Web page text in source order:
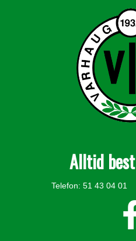
Alltid
Telefon: 51 43 04 01